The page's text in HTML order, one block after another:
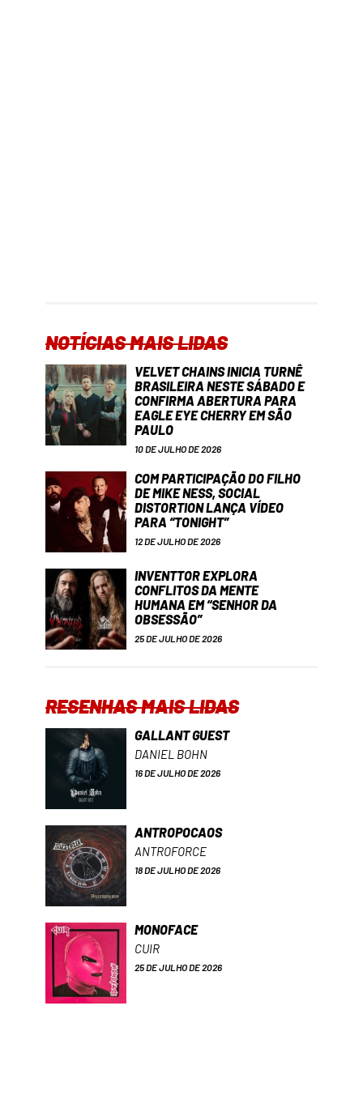
NOTÍCIAS MAIS LIDAS
VELVET CHAINS INICIA TURNÊ
BRASILEIRA NESTE SÁBADO E
CONFIRMA ABERTURA PARA
EAGLE EYE CHERRY EM SÃO
PAULO
10 DE JULHO DE 2026
COM PARTICIPAÇÃO DO FILHO
DE MIKE NESS, SOCIAL
DISTORTION LANÇA VÍDEO
PARA “TONIGHT”
12 DE JULHO DE 2026
INVENTTOR EXPLORA
CONFLITOS DA MENTE
HUMANA EM “SENHOR DA
OBSESSÃO”
25 DE JULHO DE 2026
RESENHAS MAIS LIDAS
GALLANT GUEST
DANIEL BOHN
16 DE JULHO DE 2026
ANTROPOCAOS
ANTROFORCE
18 DE JULHO DE 2026
MONOFACE
CUIR
25 DE JULHO DE 2026